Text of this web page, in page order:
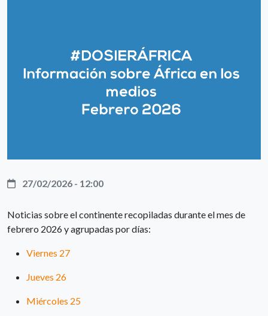
27/02/2026 - 12:00
Noticias sobre el continente recopiladas durante el mes de
febrero 2026 y agrupadas por días:
Viernes 27
Jueves 26
Miércoles 25